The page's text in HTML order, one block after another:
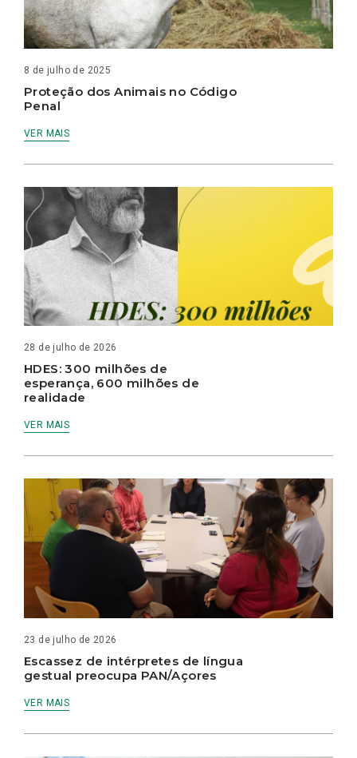
8 de julho de 2025
Proteção dos Animais no Código
Penal
VER MAIS
28 de julho de 2026
HDES: 300 milhões de
esperança, 600 milhões de
realidade
VER MAIS
23 de julho de 2026
Escassez de intérpretes de língua
gestual preocupa PAN/Açores
VER MAIS